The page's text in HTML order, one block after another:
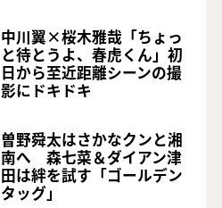
中川翼×桜木雅哉「ちょっ
と待とうよ、春虎くん」初
日から至近距離シーンの撮
影にドキドキ
曽野舜太はさかなクンと湘
南へ 森七菜＆ダイアン津
田は絆を試す「ゴールデン
タッグ」